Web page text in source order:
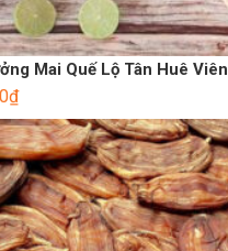
Mai Quế Lộ Tân Huê Viên
₫